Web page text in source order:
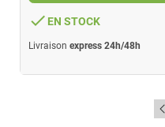
done EN STOCK
Livraison express 24h/48h